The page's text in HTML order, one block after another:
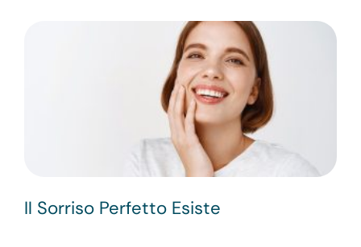
Il Sorriso Perfetto Esiste